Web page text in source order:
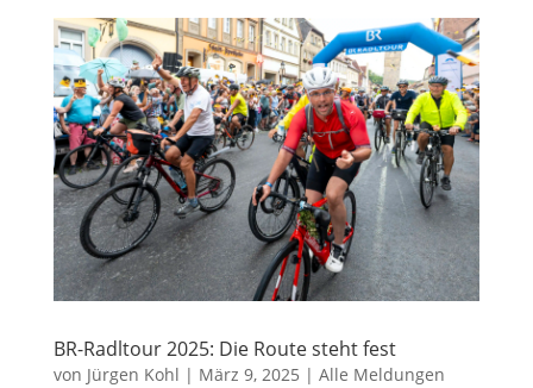
BR-Radltour 2025: Die Route steht fest
von Jürgen Kohl | März 9, 2025 | Alle Meldungen